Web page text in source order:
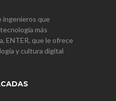
ingenieros que
más
ENTER, que le ofrece
y cultura digital